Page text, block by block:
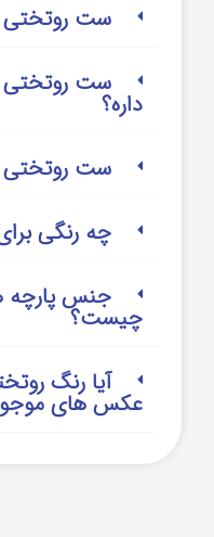
ست روتختی
ست روتختی
داره؟
ست روتختی
چه رنگی
جنس پارچه
چیست؟
آیا رنگ
عکس های